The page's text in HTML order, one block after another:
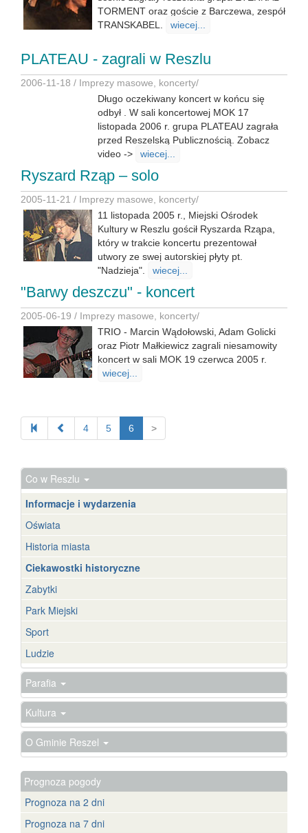
TORMENT oraz goście z Barczewa, zespół
TRANSKABEL.
wiecej...
PLATEAU - zagrali w Reszlu
2006-11-18 / Imprezy masowe, koncerty/
Długo oczekiwany koncert w końcu się
odbył . W sali koncertowej MOK 17
listopada 2006 r. grupa PLATEAU zagrała
przed Reszelską Publicznością. Zobacz
video ->
wiecej...
Ryszard Rząp – solo
2005-11-21 / Imprezy masowe, koncerty/
11 listopada 2005 r., Miejski Ośrodek
Kultury w Reszlu gościł Ryszarda Rząpa,
który w trakcie koncertu prezentował
utwory ze swej autorskiej płyty pt.
"Nadzieja".
wiecej...
"Barwy deszczu" - koncert
2005-06-19 / Imprezy masowe, koncerty/
TRIO - Marcin Wądołowski, Adam Golicki
oraz Piotr Małkiewicz zagrali niesamowity
koncert w sali MOK 19 czerwca 2005 r.
wiecej...
4 5 6 >
Co w Reszlu
Informacje i wydarzenia
Oświata
Historia miasta
Ciekawostki historyczne
Zabytki
Park Miejski
Sport
Ludzie
Parafia
Kultura
O Gminie Reszel
Prognoza pogody
Prognoza na 2 dni
Prognoza na 7 dni